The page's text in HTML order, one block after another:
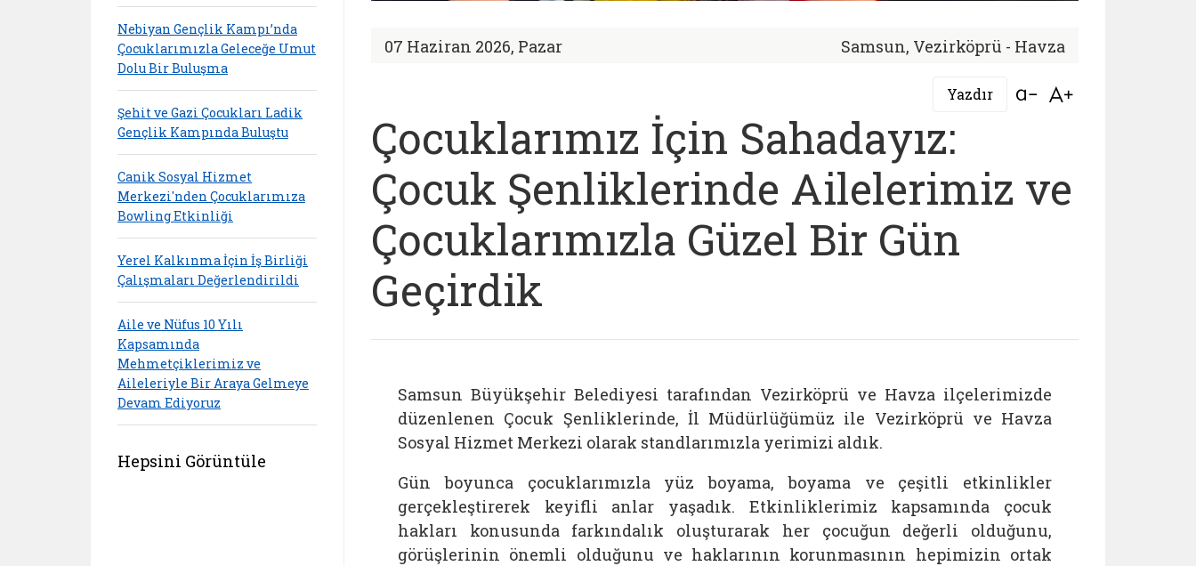
07 Haziran 2026, Pazar Samsun, Vezirköprü - Havza
Yazdır Bağlantıyı aç
Çocuklarımız İçin Sahadayız:
Çocuk Şenliklerinde Ailelerimiz ve
Çocuklarımızla Güzel Bir Gün
Geçirdik
Samsun Büyükşehir Belediyesi tarafından Vezirköprü ve Havza ilçelerimizde
düzenlenen Çocuk Şenliklerinde, İl Müdürlüğümüz ile Vezirköprü ve Havza
Sosyal Hizmet Merkezi olarak standlarımızla yerimizi aldık.
Gün boyunca çocuklarımızla yüz boyama, boyama ve çeşitli etkinlikler
gerçekleştirerek keyifli anlar yaşadık. Etkinliklerimiz kapsamında çocuk
hakları konusunda farkındalık oluşturarak her çocuğun değerli olduğunu,
görüşlerinin önemli olduğunu ve haklarının korunmasının hepimizin ortak
Nebiyan Gençlik Kampı’nda
Çocuklarımızla Geleceğe Umut
Dolu Bir Buluşma
Şehit ve Gazi Çocukları Ladik
Gençlik Kampında Buluştu
Canik Sosyal Hizmet
Merkezi'nden Çocuklarımıza
Bowling Etkinliği
Yerel Kalkınma İçin İş Birliği
Çalışmaları Değerlendirildi
Aile ve Nüfus 10 Yılı
Kapsamında
Mehmetçiklerimiz ve
Aileleriyle Bir Araya Gelmeye
Devam Ediyoruz
Hepsini Görüntüle